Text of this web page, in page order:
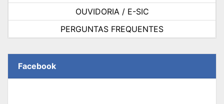
OUVIDORIA / E-SIC
PERGUNTAS FREQUENTES
Facebook